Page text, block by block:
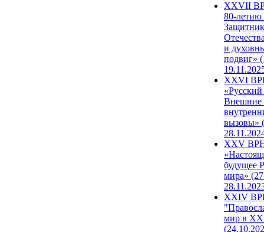
ХХVII
80-
и
подвиг»
XXVI
Внешние
вызовы»
XXV
будущее
мира»
XXIV
мир в